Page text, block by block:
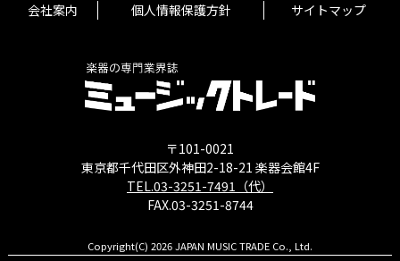
〒101-0021
東京都千代田区外神田2-18-21 楽器会館4F
TEL.03-3251-7491（代）
FAX.03-3251-8744
会社案内 個人情報保護方針 サイトマップ
Copyright(C) 2026 JAPAN MUSIC TRADE Co., Ltd.